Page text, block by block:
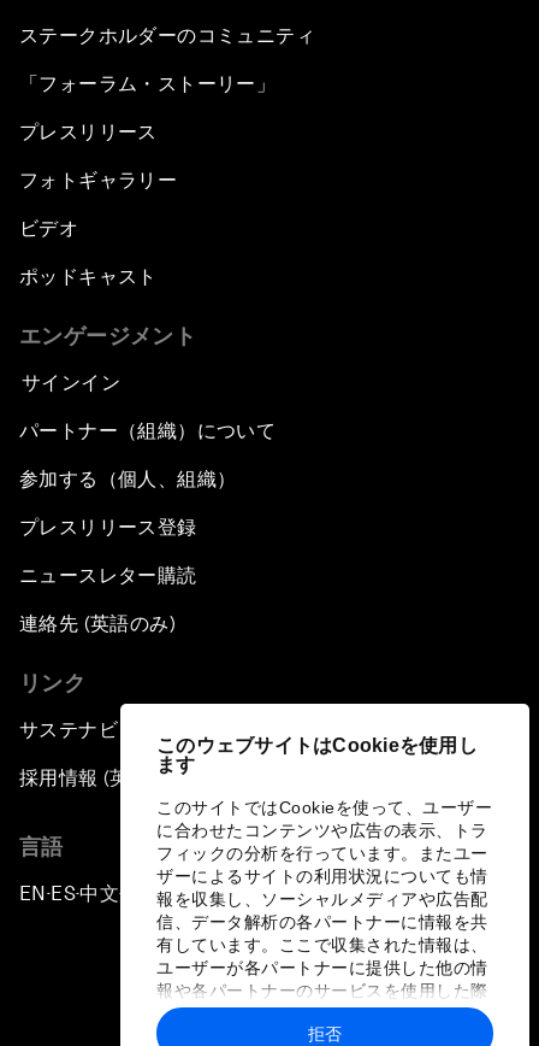
このウェブサイトはCookieを使用し
ます
このサイトではCookieを使って、ユーザー
に合わせたコンテンツや広告の表示、トラ
フィックの分析を行っています。またユー
ザーによるサイトの利用状況についても情
報を収集し、ソーシャルメディアや広告配
信、データ解析の各パートナーに情報を共
有しています。ここで収集された情報は、
ユーザーが各パートナーに提供した他の情
報や各パートナーのサービスを使用した際
に収集された情報と組み合わされ、各パー
トナーによって使用されることがありま
拒否
ステークホルダーのコミュニティ
「フォーラム・ストーリー」
プレスリリース
フォトギャラリー
ビデオ
ポッドキャスト
エンゲージメント
サインイン
パートナー（組織）について
参加する（個人、組織）
プレスリリース登録
ニュースレター購読
連絡先 (英語のみ)
リンク
サステナビリティへの取り組み
採用情報 (英語のみ)
言語
EN ▪ES▪中文▪ 日本語